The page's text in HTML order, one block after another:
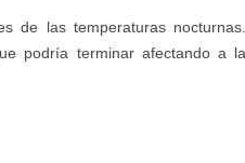
de las temperaturas
podría terminar afectando a